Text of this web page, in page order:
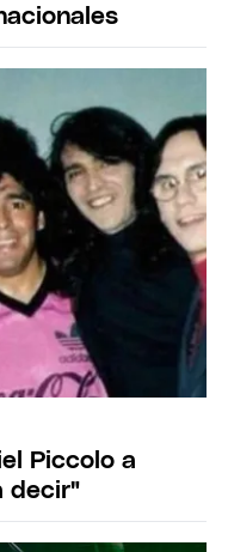
Piccolo a
decir"